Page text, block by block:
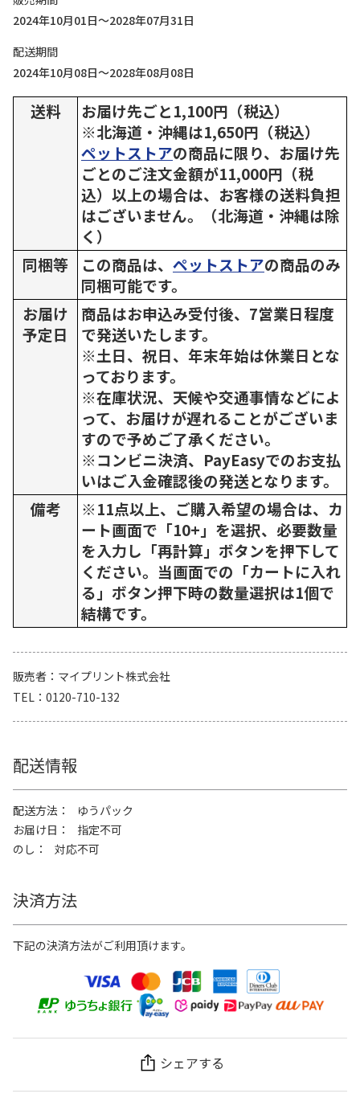
2024年10月01日～2028年07月31日
配送期間
2024年10月08日～2028年08月08日
送料
お届け先ごと1,100円（税込）
※北海道・沖縄は1,650円（税込）
ペットストアの商品に限り、お届け先
ごとのご注文金額が11,000円（税
込）以上の場合は、お客様の送料負担
はございません。（北海道・沖縄は除
く）
同梱等
この商品は、 ペットストアの商品のみ
同梱可能です。
お届け
予定日
商品はお申込み受付後、7営業日程度
で発送いたします。
※土日、祝日、年末年始は休業日とな
っております。
※在庫状況、天候や交通事情などによ
って、お届けが遅れることがございま
すので予めご了承ください。
※コンビニ決済、PayEasyでのお支払
いはご入金確認後の発送となります。
備考
※11点以上、ご購入希望の場合は、カ
ート画面で「10+」を選択、必要数量
を入力し「再計算」ボタンを押下して
ください。当画面での「カートに入れ
る」ボタン押下時の数量選択は1個で
結構です。
販売者
マイプリント株式会社
TEL
0120-710-132
配送情報
配送方法
ゆうパック
お届け日
指定不可
のし
対応不可
決済方法
下記の決済方法がご利用頂けます。
シェアする